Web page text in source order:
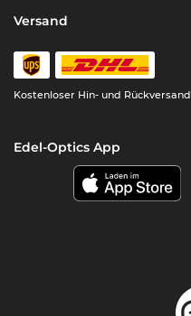
Versand
Kostenloser Hin- und Rückversand
Edel-Optics App